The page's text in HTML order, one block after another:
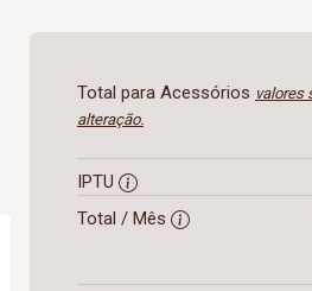
Total para Acessórios valores
alteração.
IPTU
Total / Mês